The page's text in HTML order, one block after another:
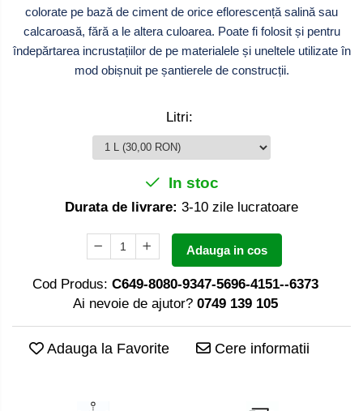
colorate pe bază de ciment de orice eflorescență salină sau
calcaroasă, fără a le altera culoarea. Poate fi folosit și pentru
îndepărtarea incrustațiilor de pe materialele și uneltele utilizate în
mod obișnuit pe șantierele de construcții.
Litri:
In stoc
Durata de livrare: 3-10 zile lucratoare
Adauga in cos
Cod Produs: C649-8080-9347-5696-4151--6373
Ai nevoie de ajutor? 0749 139 105
Adauga la Favorite Cere informatii